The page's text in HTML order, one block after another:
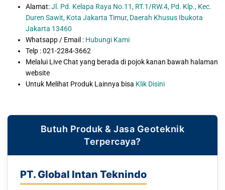
Alamat:Jl. Pd. Kelapa Raya No.11, RT.1/RW.4, Pd. Klp., Kec.
Duren Sawit, Kota Jakarta Timur, Daerah Khusus Ibukota
Jakarta 13460
Whatsapp / Email : Hubungi Kami
Telp : 021-2284-3662
Melalui Live Chat yang berada di pojok kanan bawah halaman
website
Untuk Melihat Produk Lainnya bisa Klik Disini
Butuh Produk & Jasa Geoteknik
Terpercaya?
PT. Global Intan Teknindo